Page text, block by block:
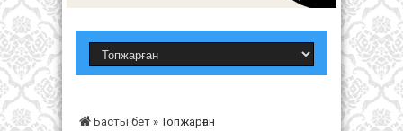
Басты бет »Топжарған